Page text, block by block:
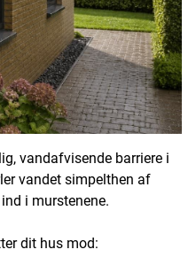
vandafvisende barriere i
vandet simpelthen af
i murstenene.
dit hus mod: